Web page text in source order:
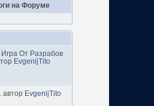
на Форуме
От Разрабов
EvgenijTito
автор EvgenijTito